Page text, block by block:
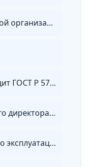
Диспетчер энергосбытовой организации
Добровольный энергоаудит ГОСТ Р 57576-2017
Заместитель генерального директора по эксплуатации электрических сетей
Заместитель директора по эксплуатации электрических сетей